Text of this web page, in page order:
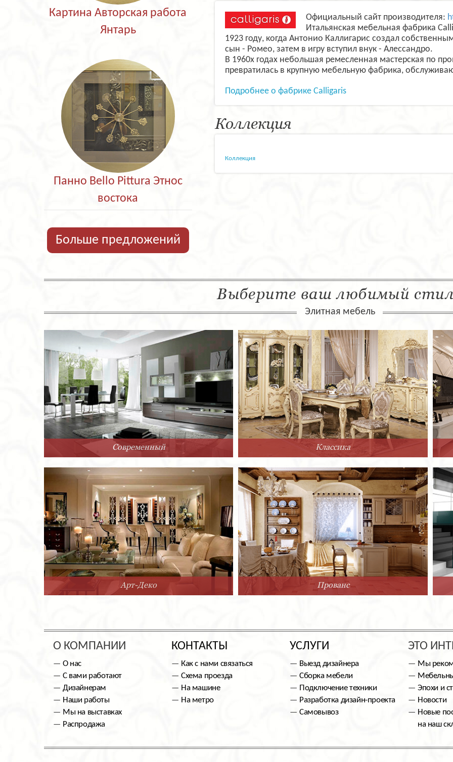
Картина Авторская работа
Янтарь
Панно Bello Pittura Этнос
востока
Больше предложений
Официальный сайт производителя:
Итальянская мебельная фабрика
1923 году, когда Антонио Каллигарис создал
сын - Ромео, затем в игру вступил внук - Алессандро.
В 1960х годах небольшая ремесленная мастерская по
превратилась в крупную мебельную фабрика,
Подробнее о фабрике Calligaris
Коллекция
Коллекция
Выберите ваш любимый
Элитная мебель
Современный Классика
Арт-Деко Прованс
О КОМПАНИИ
О нас
С вами работают
Дизайнерам
Наши работы
Мы на выставках
Распродажа
КОНТАКТЫ
Как с нами связаться
Схема проезда
На машине
На метро
УСЛУГИ
Выезд дизайнера
Сборка мебели
Подключение техники
Разработка дизайн-проекта
Самовывоз
ЭТО
Мы
Эпохи и
Новости
Новые
на наш